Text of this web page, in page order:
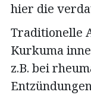
hier die
Traditionelle
Kurkuma
z.B. bei